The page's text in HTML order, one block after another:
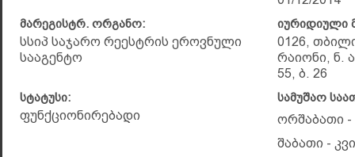
მარეგისტრ. ორგანო:
სსიპ საჯარო რეესტრის ეროვნული
სააგენტო
იურიდიული
0126,
რაიონი, ნ.
55, ბ. 26
სტატუსი:
ფუნქციონირებადი
სამუშაო
ორშაბათი -
შაბათი -